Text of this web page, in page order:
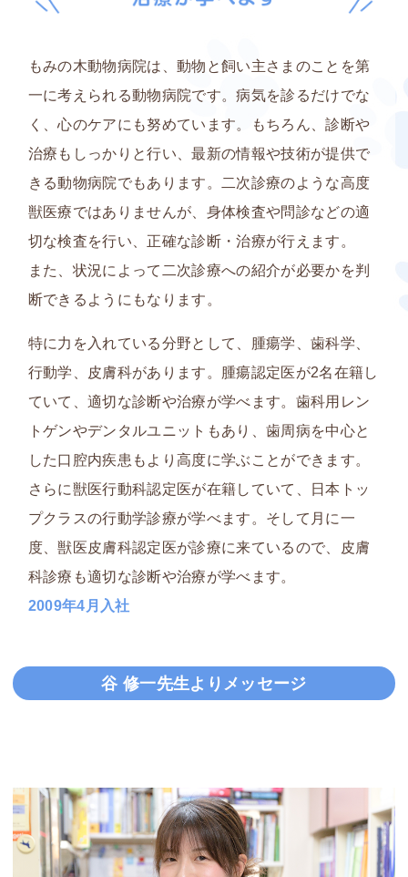
もみの木動物病院は、 動物と飼い主さまのことを第
一に考えられる動物病院です。病気を診るだけでな
く、心のケアにも努めています。もちろん、診断や
治療もしっかりと行い、最新の情報や技術が提供で
きる動物病院でもあります。二次診療のような高度
獣医療ではありませんが、身体検査や問診などの適
切な検査を行い、正確な診断・治療が行えます。
また、状況によって二次診療への紹介が必要かを判
断できるようにもなります。
特に力を入れている分野として、
腫瘍学、歯科学、
行動学、皮膚科があります。腫瘍認定医が2名在籍し
ていて、適切な診断や治療が学べます。歯科用レン
トゲンやデンタルユニットもあり、歯周病を中心と
した口腔内疾患もより高度に学ぶことができます。
さらに獣医行動科認定医が在籍していて、
日本トッ
プクラスの行動学診療が学べます 。そして月に一
度、獣医皮膚科認定医が診療に来ているので、皮膚
科診療も適切な診断や治療が学べます。
2009年4月入社
谷 修一先生よりメッセージ